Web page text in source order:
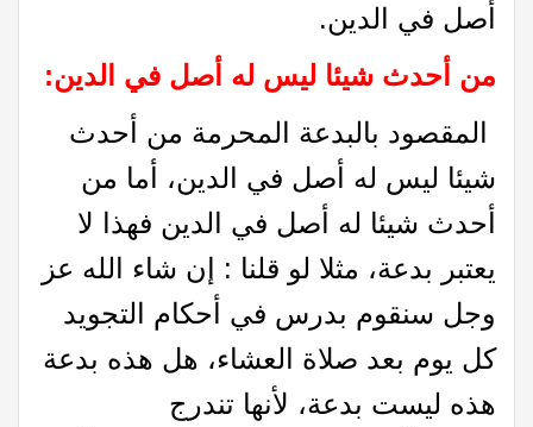
أصل في الدين.
من أحدث شيئا ليس له أصل في الدين:
المقصود بالبدعة المحرمة من أحدث
شيئا ليس له أصل في الدين، أما من
أحدث شيئا له أصل في الدين فهذا لا
يعتبر بدعة، مثلا لو قلنا : إن شاء الله عز
وجل سنقوم بدرس في أحكام التجويد
كل يوم بعد صلاة العشاء، هل هذه بدعة
هذه ليست بدعة، لأنها تندرج